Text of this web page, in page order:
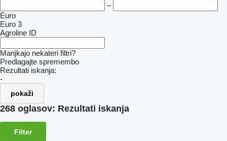
–
Euro
Euro 3
Agroline ID
Manjkajo nekateri filtri?
Predlagajte spremembo
Rezultati iskanja:
-
pokaži
268 oglasov: Rezultati iskanja
Filter